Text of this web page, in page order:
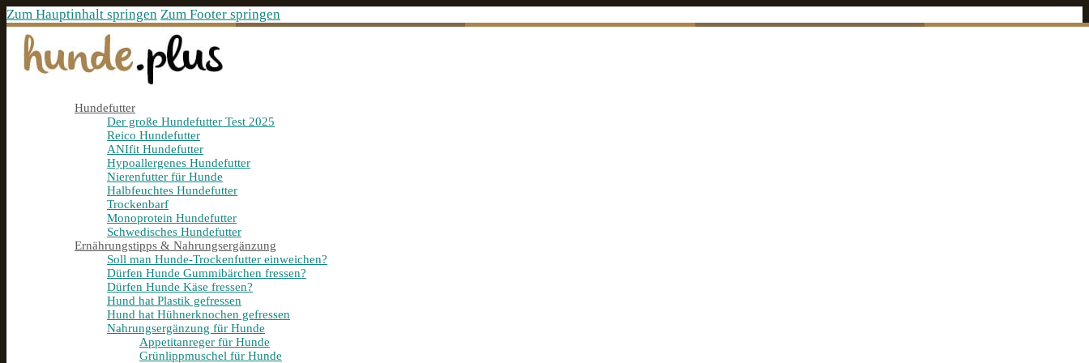
Zum Hauptinhalt springen Zum Footer springen
Hundefutter
Der große Hundefutter Test 2025
Reico Hundefutter
ANIfit Hundefutter
Hypoallergenes Hundefutter
Nierenfutter für Hunde
Halbfeuchtes Hundefutter
Trockenbarf
Monoprotein Hundefutter
Schwedisches Hundefutter
Ernährungstipps & Nahrungsergänzung
Soll man Hunde-Trockenfutter einweichen?
Dürfen Hunde Gummibärchen fressen?
Dürfen Hunde Käse fressen?
Hund hat Plastik gefressen
Hund hat Hühnerknochen gefressen
Nahrungsergänzung für Hunde
Appetitanreger für Hunde
Grünlippmuschel für Hunde